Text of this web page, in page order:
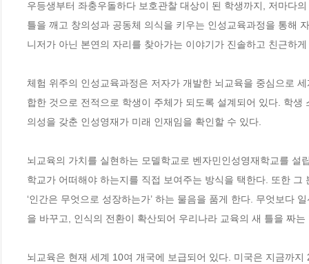
우등생부터 좌충우돌하다 보호관찰 대상이 된 학생까지, 저마다
틀을 깨고 창의성과 공동체 의식을 키우는 인성교육과정을 통해
니저가 아닌 본연의 자리를 찾아가는 이야기가 진솔하고 친근하
체험 위주의 인성교육과정은 저자가 개발한 뇌교육을 중심으로 세
합한 것으로 전적으로 학생이 주체가 되도록 설계되어 있다. 학
의성을 갖춘 인성영재가 미래 인재임을 확인할 수 있다.
뇌교육의 가치를 실현하는 모델학교로 벤자민인성영재학교를
학교가 어떠해야 하는지를 직접 보여주는 방식을 택한다. 또한 그
‘인간은 무엇으로 성장하는가’ 하는 물음을 품게 한다. 무엇보다
을 바꾸고, 인식의 전환이 확산되어 우리나라 교육의 새 틀을 짜
뇌교육은 현재 세계 10여 개국에 보급되어 있다. 미국은 지금까